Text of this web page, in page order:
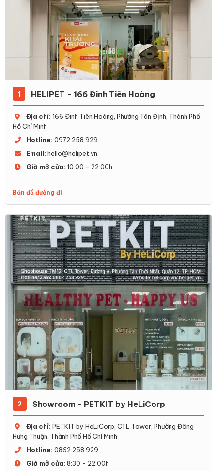
1 HELIPET - 166 Đinh Tiên Hoàng
Địa chỉ: 166 Đinh Tiên Hoàng, Phường Tân Định, Thành Phố
Hồ Chí Minh
Hotline: 0972 258 929
Email: hello@helipet.vn
Giờ mở cửa: 10:00 - 22:00h
Bản đồ đường đi
2 Showroom - PETKIT by HeLiCorp
Địa chỉ: PETKIT by HeLiCorp, CTL Tower, Phường Đông
Hưng Thuận, Thành Phố Hồ Chí Minh
Hotline: 0862 258 929
Giờ mở cửa: 8:30 - 22:00h